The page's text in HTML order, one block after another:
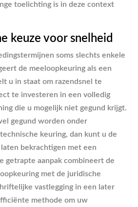
toelichting is in deze context
keuze voor snelheid
soms slechts enkele
de meeloopkeuring als een
u in staat om razendsnel te
te investeren in een volledig
die u mogelijk niet gegund krijgt.
gegund worden onder
keuring, dan kunt u de
bekrachtigen met een
getrapte aanpak combineert de
met de juridische
vastlegging in een later
methode om uw